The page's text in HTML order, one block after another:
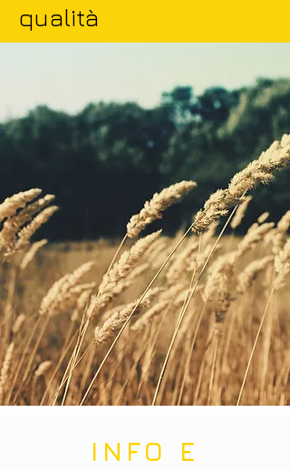
qualità
INFO E